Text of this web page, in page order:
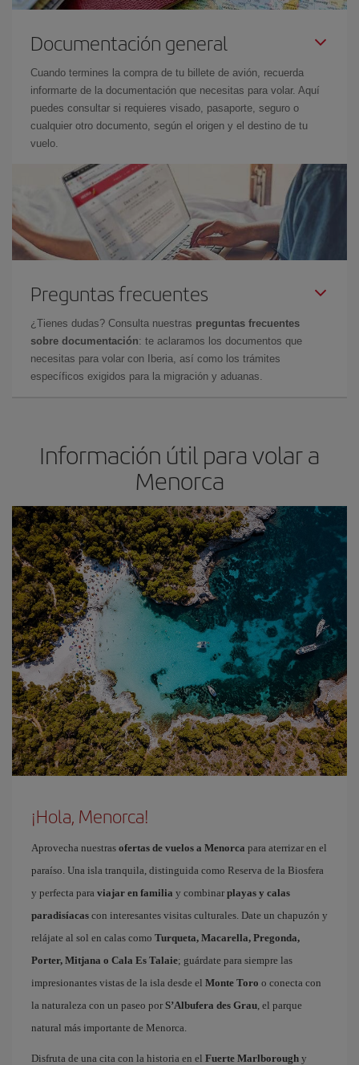
Documentación general
Cuando termines la compra de tu billete de avión, recuerda
informarte de la documentación que necesitas para volar. Aquí
puedes consultar si requieres visado, pasaporte, seguro o
cualquier otro documento, según el origen y el destino de tu
vuelo.
Preguntas frecuentes
¿Tienes dudas? Consulta nuestras preguntas frecuentes
sobre documentación: te aclaramos los documentos que
necesitas para volar con Iberia, así como los trámites
específicos exigidos para la migración y aduanas.
Información útil para volar a
Menorca
¡Hola, Menorca!
Aprovecha nuestras ofertas de vuelos a Menorca para aterrizar en el
paraíso. Una isla tranquila, distinguida como Reserva de la Biosfera
y perfecta para viajar en familia y combinar playas y calas
paradisíacas con interesantes visitas culturales. Date un chapuzón y
relájate al sol en calas como Turqueta, Macarella, Pregonda,
Porter, Mitjana o Cala Es Talaie; guárdate para siempre las
impresionantes vistas de la isla desde el Monte Toro o conecta con
la naturaleza con un paseo por S’Albufera des Grau, el parque
natural más importante de Menorca.
Disfruta de una cita con la historia en el Fuerte Marlborough y